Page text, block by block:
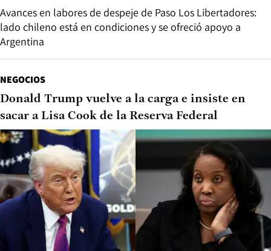
Avances en labores de despeje de Paso Los Libertadores:
lado chileno está en condiciones y se ofreció apoyo a
Argentina
NEGOCIOS
Donald Trump vuelve a la carga e insiste en
sacar a Lisa Cook de la Reserva Federal